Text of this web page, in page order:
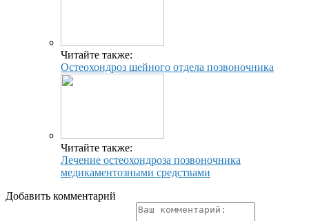
Читайте также:
Остеохондроз шейного отдела позвоночника
Читайте также:
Лечение остеохондроза позвоночника
медикаментозными средствами
Добавить комментарий